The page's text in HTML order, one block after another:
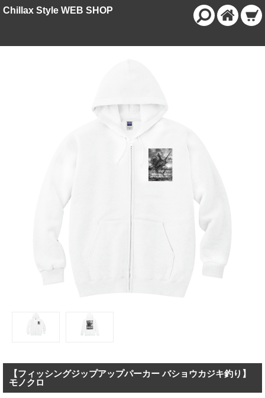
Chillax Style WEB SHOP
【フィッシングジップアップパーカー バショウカジキ釣り】
モノクロ